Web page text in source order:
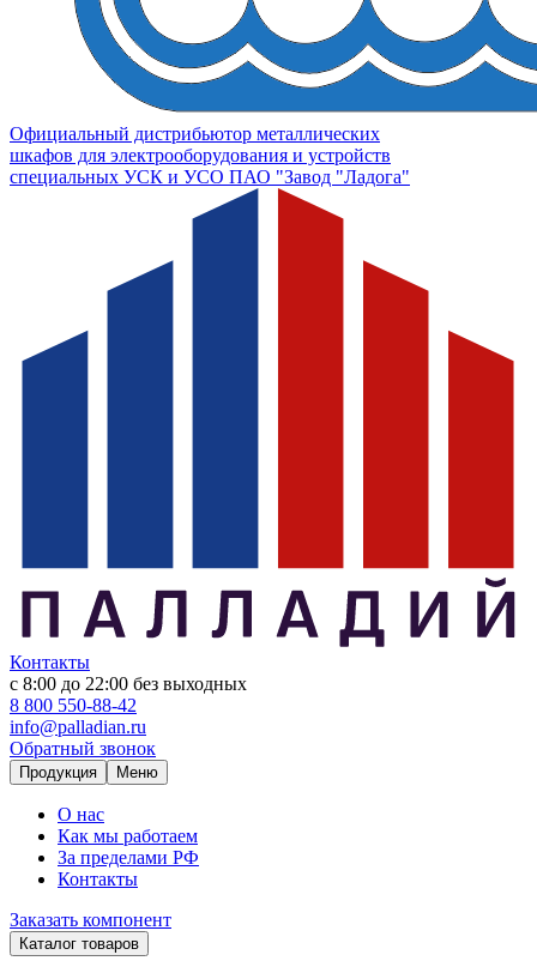
Официальный дистрибьютор металлических
шкафов для электрооборудования и устройств
специальных УСК и УСО ПАО "Завод "Ладога"
Контакты
с 8:00 до 22:00 без выходных
8 800 550-88-42
info@palladian.ru
Обратный звонок
Продукция Меню
О нас
Как мы работаем
За пределами РФ
Контакты
Заказать компонент
Каталог товаров